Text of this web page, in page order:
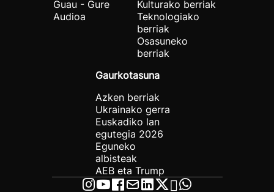
Guau - Gure
Audioa
Kulturako berriak
Teknologiako
berriak
Osasuneko
berriak
Gaurkotasuna
Azken berriak
Ukrainako gerra
Euskadiko lan
egutegia 2026
Eguneko
albisteak
AEB eta Trump